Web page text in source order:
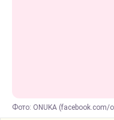
Фото: ONUKA (facebook.com/